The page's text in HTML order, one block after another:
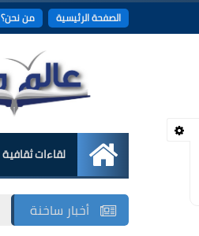
الصفحة الرئيسية من نحن؟
الرئيسية
لقاءات ثقافية
أخبار ساخنة